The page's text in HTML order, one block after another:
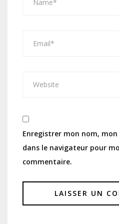
Enregistrer mon nom,
dans le navigateur pour
commentaire.